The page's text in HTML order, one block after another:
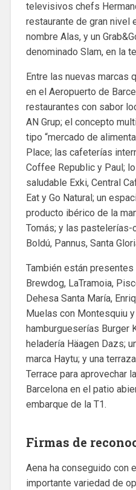
televisivos chefs
restaurante de gran nivel
nombre Alas, y un
denominado Slam, en la
Entre las nuevas marcas
en el Aeropuerto de
restaurantes con sabor
AN Grup; el concepto
tipo “mercado de
Place; las cafeterías
Coffee Republic y Paul;
saludable Exki, Central
Eat y Go Natural; un
producto ibérico de la
Tomás; y las
Boldú, Pannus, Santa
También están
Brewdog, LaTramoia,
Dehesa Santa María,
Muelas con Montesquiu
hamburgueserías Burger
heladería Häagen Dazs;
marca Haytu; y una
Terrace para aprovechar
Barcelona en el patio
embarque de la T1.
Firmas de
Aena ha conseguido con
importante variedad de